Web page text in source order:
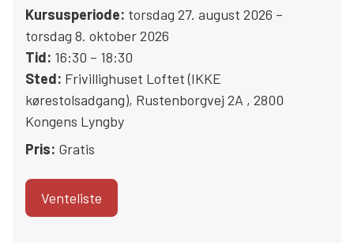
Kursusperiode: torsdag 27. august 2026 –
torsdag 8. oktober 2026
Tid: 16:30 – 18:30
Sted: Frivillighuset Loftet (IKKE
kørestolsadgang), Rustenborgvej 2A , 2800
Kongens Lyngby
Pris: Gratis
Venteliste